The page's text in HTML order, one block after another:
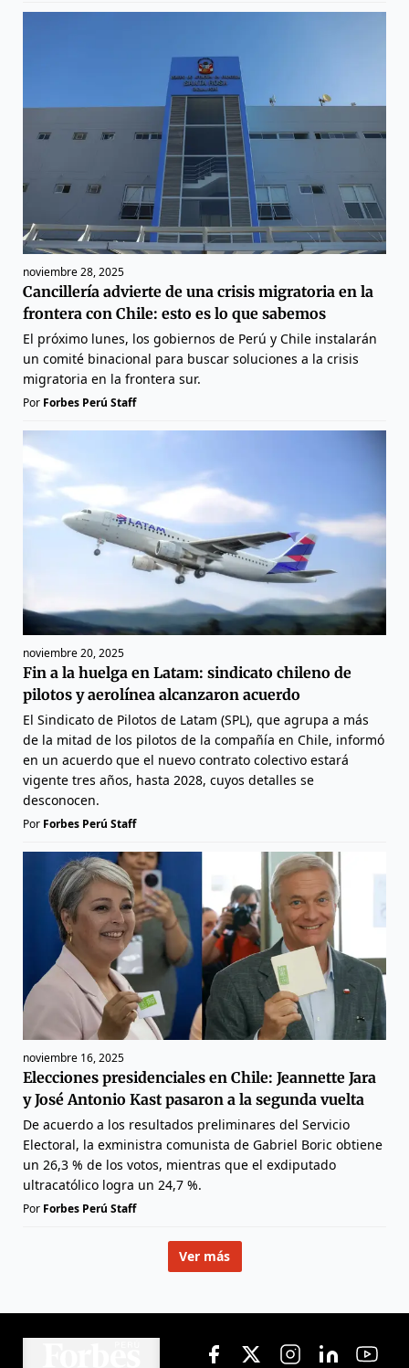
noviembre 28, 2025
Cancillería advierte de una crisis migratoria en la
frontera con Chile: esto es lo que sabemos
El próximo lunes, los gobiernos de Perú y Chile instalarán
un comité binacional para buscar soluciones a la crisis
migratoria en la frontera sur.
Por Forbes Perú Staff
noviembre 20, 2025
Fin a la huelga en Latam: sindicato chileno de
pilotos y aerolínea alcanzaron acuerdo
El Sindicato de Pilotos de Latam (SPL), que agrupa a más
de la mitad de los pilotos de la compañía en Chile, informó
en un acuerdo que el nuevo contrato colectivo estará
vigente tres años, hasta 2028, cuyos detalles se
desconocen.
Por Forbes Perú Staff
noviembre 16, 2025
Elecciones presidenciales en Chile: Jeannette Jara
y José Antonio Kast pasaron a la segunda vuelta
De acuerdo a los resultados preliminares del Servicio
Electoral, la exministra comunista de Gabriel Boric obtiene
un 26,3 % de los votos, mientras que el exdiputado
ultracatólico logra un 24,7 %.
Por Forbes Perú Staff
Ver más